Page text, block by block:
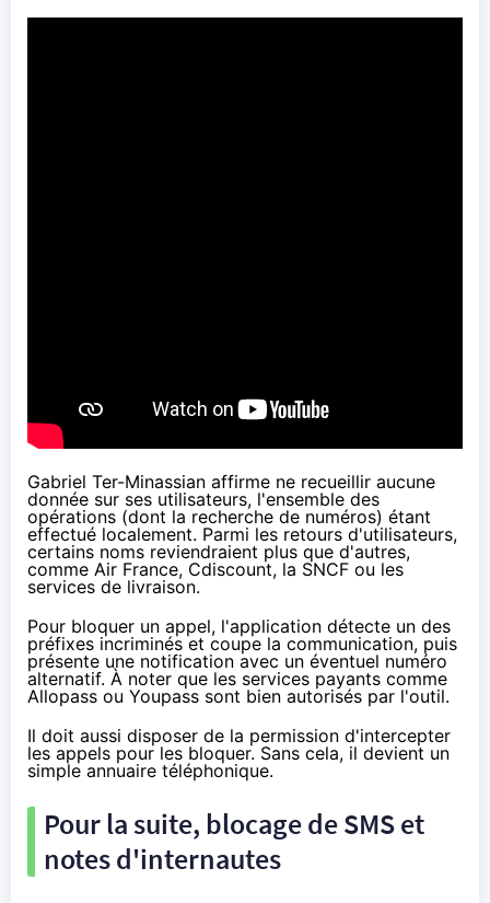
Gabriel Ter-Minassian affirme ne recueillir aucune
donnée sur ses utilisateurs, l'ensemble des
opérations (dont la recherche de numéros) étant
effectué localement. Parmi les retours d'utilisateurs,
certains noms reviendraient plus que d'autres,
comme Air France, Cdiscount, la SNCF ou les
services de livraison.
Pour bloquer un appel, l'application détecte un des
préfixes incriminés et coupe la communication, puis
présente une notification avec un éventuel numéro
alternatif. À noter que les services payants comme
Allopass ou Youpass sont bien autorisés par l'outil.
Il doit aussi disposer de la permission d'intercepter
les appels pour les bloquer. Sans cela, il devient un
simple annuaire téléphonique.
Pour la suite, blocage de SMS et
notes d'internautes